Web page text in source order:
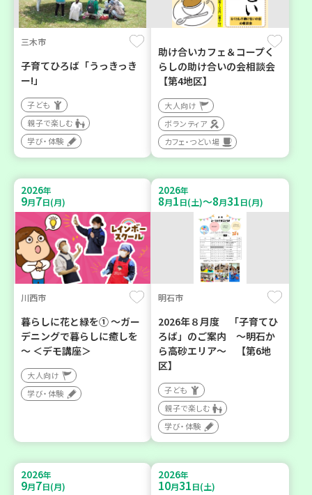
三木市
子育てひろば「うっきっき
ー!」
子ども
親子で楽しむ
学び・体験
助け合いカフェ＆コープく
らしの助け合いの会相談会
【第4地区】
大人向け
ボランティア
カフェ・つどい場
2026年
9月7日(月)
川西市
暮らしに花と緑を① ～ガー
デニングで暮らしに癒しを
～ ＜デモ講座＞
大人向け
学び・体験
2026年
8月1日(土)～8月31日(月)
明石市
2026年８月度 「子育てひ
ろば」のご案内 ～明石か
ら高砂エリア～ 【第6地
区】
子ども
親子で楽しむ
学び・体験
2026年
9月7日(月)
2026年
10月31日(土)